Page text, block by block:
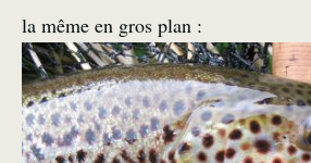
la même en gros plan :